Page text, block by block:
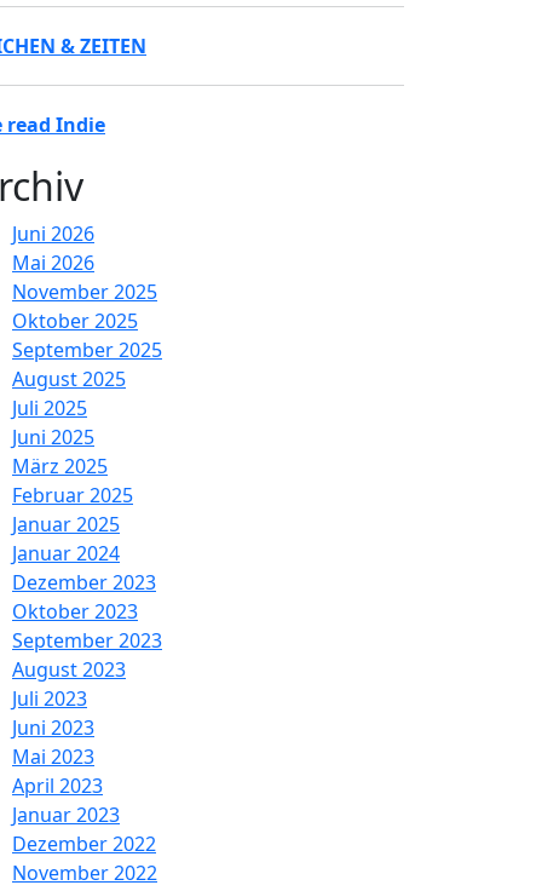
& ZEITEN
read Indie
Juni 2026
Mai 2026
November 2025
Oktober 2025
September 2025
August 2025
Juli 2025
Juni 2025
März 2025
Februar 2025
Januar 2025
Januar 2024
Dezember 2023
Oktober 2023
September 2023
August 2023
Juli 2023
Juni 2023
Mai 2023
April 2023
Januar 2023
Dezember 2022
November 2022